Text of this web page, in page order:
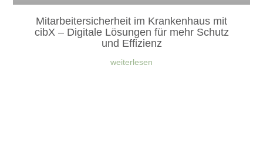
Mitarbeitersicherheit im Krankenhaus mit
cibX – Digitale Lösungen für mehr Schutz
und Effizienz
weiterlesen